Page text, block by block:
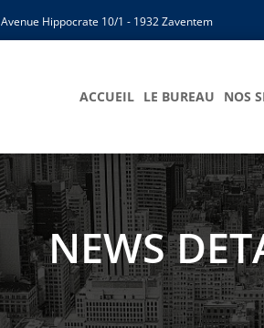
Avenue Hippocrate 10/1 - 1932 Zaventem
ACCUEIL LE BUREAU NOS
NEWS